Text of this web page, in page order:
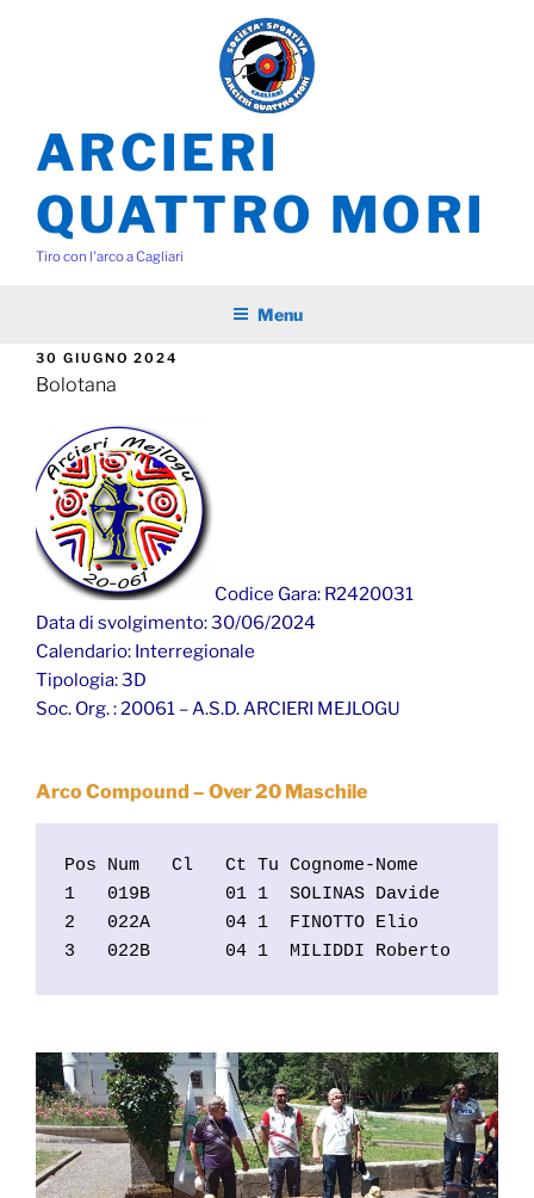
ARCIERI
QUATTRO MORI
Tiro con l'arco a Cagliari
Menu
PUBBLICATO
IL
30 GIUGNO 2024
Bolotana
Codice Gara: R2420031
Data di svolgimento: 30/06/2024
Calendario: Interregionale
Tipologia: 3D
Soc. Org. : 20061 – A.S.D. ARCIERI MEJLOGU
Arco Compound – Over 20 Maschile
Pos Num   Cl   Ct Tu Cognome-
1   019B       01 1  SOLINAS Davide
2   022A       04 1  FINOTTO Elio
3   022B       04 1  MILIDDI Roberto